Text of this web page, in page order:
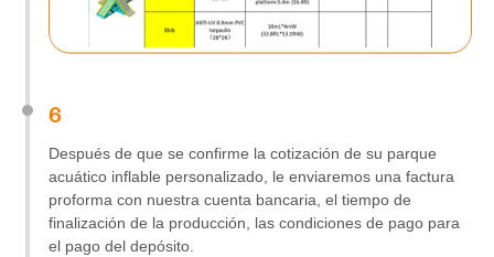
6
Después de que se confirme la cotización de su parque
acuático inflable personalizado, le enviaremos una factura
proforma con nuestra cuenta bancaria, el tiempo de
finalización de la producción, las condiciones de pago para
el pago del depósito.